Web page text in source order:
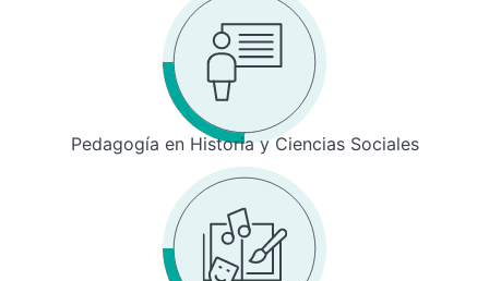
Pedagogía en Historia y Ciencias Sociales